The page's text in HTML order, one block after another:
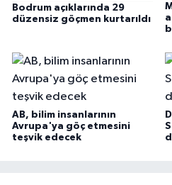
Bodrum açıklarında 29
düzensiz göçmen kurtarıldı
AB, bilim insanlarının
Avrupa'ya göç etmesini
teşvik edecek